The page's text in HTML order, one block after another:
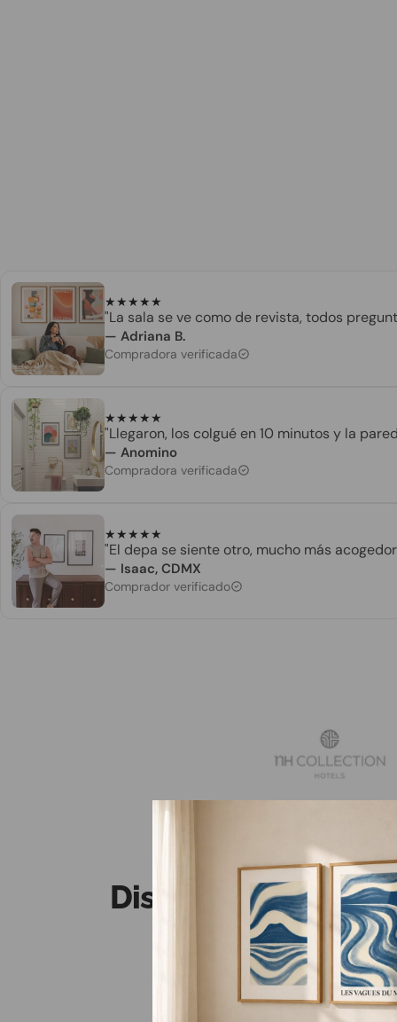
★★★★★
"La sala se ve como de revista, todos
— Adriana B.
Compradora verificada
★★★★★
"Llegaron, los colgué en 10 minutos y la
— Anomino
Compradora verificada
★★★★★
"El depa se siente otro, mucho más
— Isaac, CDMX
Comprador verificado
Diseños del estilo
Rebaja